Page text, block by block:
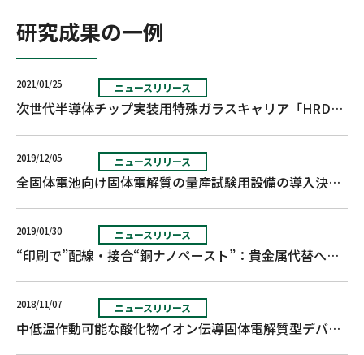
研究成果の一例
2021/01/25 ニュースリリース
次世代半導体チップ実装用特殊ガラスキャリア「HRDP®」を量産開始
2019/12/05 ニュースリリース
全固体電池向け固体電解質の量産試験用設備の導入決定
2019/01/30 ニュースリリース
“印刷で”配線・接合“銅ナノペースト”：貴金属代替へ
2018/11/07 ニュースリリース
中低温作動可能な酸化物イオン伝導固体電解質型デバイスを開発